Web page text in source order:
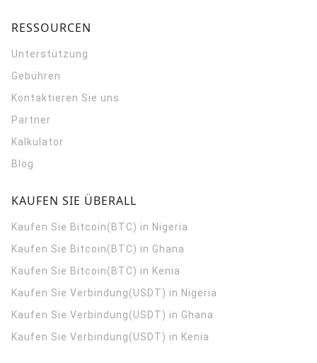
RESSOURCEN
Unterstützung
Gebühren
Kontaktieren Sie uns
Partner
Kalkulator
Blog
KAUFEN SIE ÜBERALL
Kaufen Sie Bitcoin(BTC) in Nigeria
Kaufen Sie Bitcoin(BTC) in Ghana
Kaufen Sie Bitcoin(BTC) in Kenia
Kaufen Sie Verbindung(USDT) in Nigeria
Kaufen Sie Verbindung(USDT) in Ghana
Kaufen Sie Verbindung(USDT) in Kenia